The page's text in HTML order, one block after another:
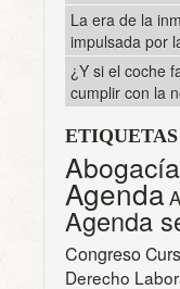
La era de la
impulsada por
¿Y si el coche
cumplir con la
ETIQUETAS
Abogacía
Agenda
Agenda
Congreso
Derecho